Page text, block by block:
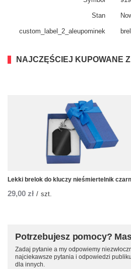
Stan
custom_​label_​2_aleupominek
NAJCZĘŚCIEJ KUPOWANE
Lekki brelok do kluczy nieśmiertelnik
29,00 zł / szt.
Potrzebujesz pomocy?
Zadaj pytanie a my odpowiemy
najciekawsze pytania i odpowiedzi
dla innych.